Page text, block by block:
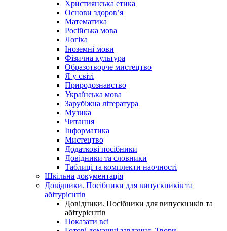
Християнська етика
Основи здоров’я
Математика
Російська мова
Логіка
Іноземні мови
Фізична культура
Образотворче мистецтво
Я у світі
Природознавство
Українська мова
Зарубіжна література
Музика
Читання
Інформатика
Мистецтво
Додаткові посібники
Довідники та словники
Таблиці та комплекти наочності
Шкільна документація
Довідники. Посібники для випускників та
абітурієнтів
Довідники. Посібники для випускників та
абітурієнтів
Показати всі